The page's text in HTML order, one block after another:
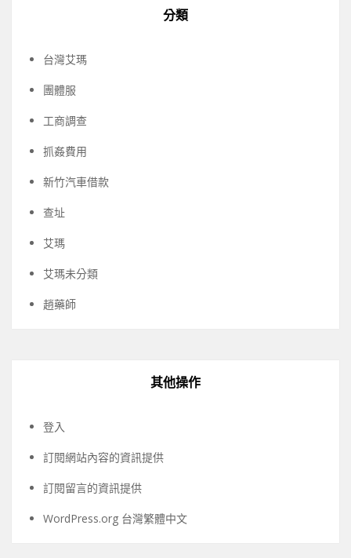
分類
台灣艾瑪
團體服
工商調查
抓姦費用
新竹汽車借款
查址
艾瑪
艾瑪未分類
趙藥師
其他操作
登入
訂閱網站內容的資訊提供
訂閱留言的資訊提供
WordPress.org 台灣繁體中文